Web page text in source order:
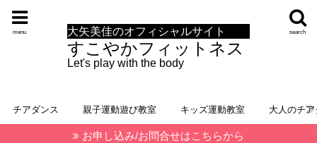
大矢美佳のオフィシャルサイト
すこやかフィットネス
Let's play with the body
search
menu
チアダンス 親子運動遊び教室 キッズ運動教室 大人のチ
お申し込み/お問合せはこちらから